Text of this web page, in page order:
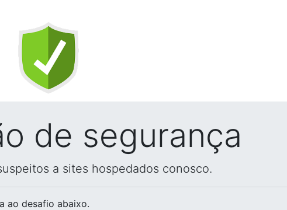
de segurança
a sites hospedados conosco.
ao desafio abaixo.